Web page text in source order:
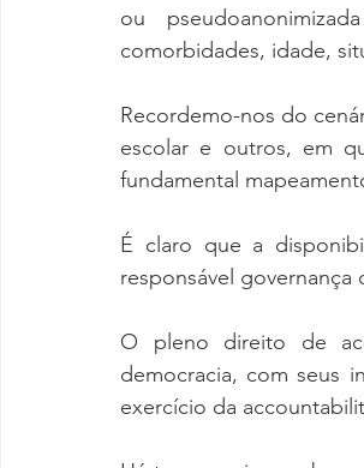
ou
comorbidades, idade,
Recordemo-nos do
escolar e outros, em
fundamental
É claro que a
responsável
O pleno direito de
democracia, com seus
exercício da